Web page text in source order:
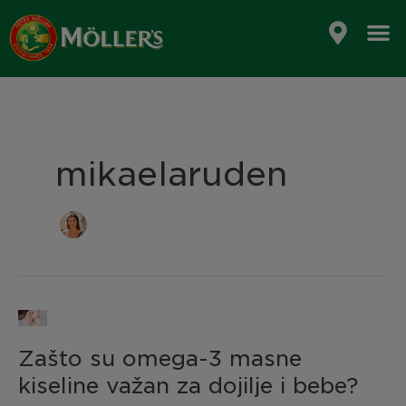
to
content
mikaelaruden
Zašto su omega-3 masne
kiseline važan za dojilje i bebe?
Zašto
omega-
3
masne